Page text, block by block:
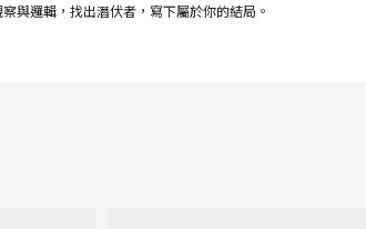
與邏輯，找出潛伏者，寫下屬於你的結局。